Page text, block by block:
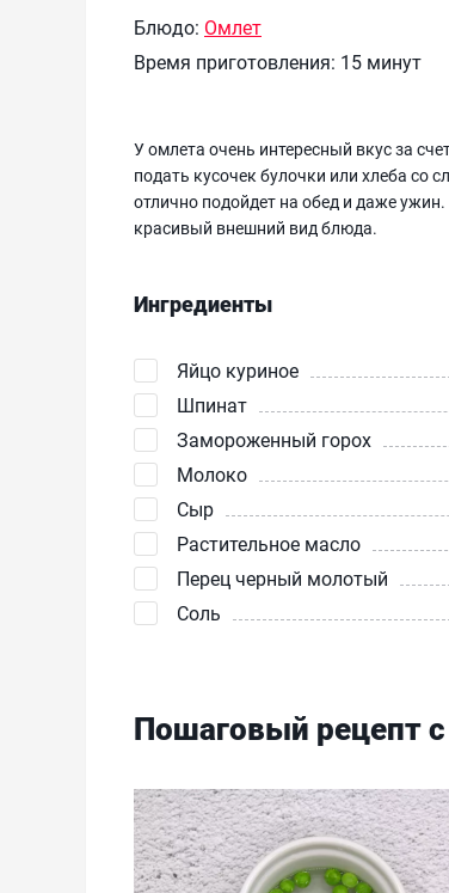
Блюдо: Омлет
Время приготовления: 15 минут
У омлета очень интересный вкус за
подать кусочек булочки или хлеба со
отлично подойдет на обед и даже
красивый внешний вид блюда.
Ингредиенты
Яйцо куриное
Шпинат
Замороженный горох
Молоко
Сыр
Растительное масло
Перец черный молотый
Соль
Пошаговый рецепт